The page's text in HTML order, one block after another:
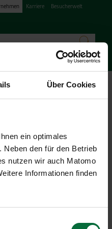
Über Cookies
ein optimales
den für den Betrieb
nutzen wir auch Matomo
Informationen finden
Karriere
Besucherwelt
suchen
PodcastYoutube